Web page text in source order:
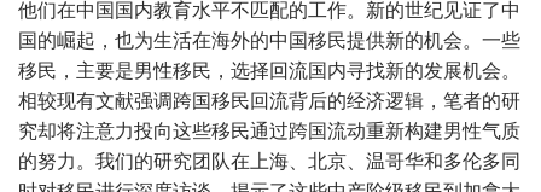
他们在中国国内教育水平不匹配的工作。新的世纪见证了中
国的崛起，也为生活在海外的中国移民提供新的机会。一些
移民，主要是男性移民，选择回流国内寻找新的发展机会。
相较现有文献强调跨国移民回流背后的经济逻辑，笔者的研
究却将注意力投向这些移民通过跨国流动重新构建男性气质
的努力。我们的研究团队在上海、北京、温哥华和多伦多同